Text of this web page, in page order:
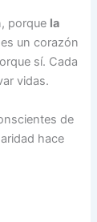
porque la
un corazón
sí. Cada
vidas.
de
hace